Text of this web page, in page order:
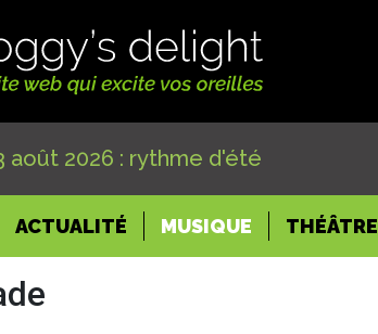
août 2026 : rythme d'été
ACTUALITÉ MUSIQUE THÉÂTRE